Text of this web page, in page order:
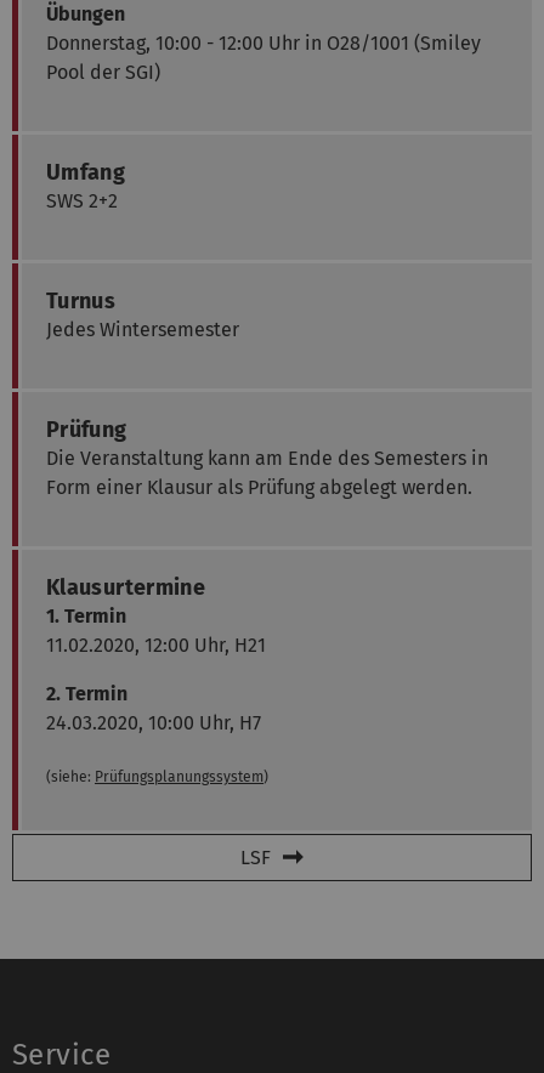
Übungen
Donnerstag, 10:00 - 12:00 Uhr in O28/1001 (Smiley
Pool der SGI)
Umfang
SWS 2+2
Turnus
Jedes Wintersemester
Prüfung
Die Veranstaltung kann am Ende des Semesters in
Form einer Klausur als Prüfung abgelegt werden.
Klausurtermine
1. Termin
11.02.2020, 12:00 Uhr, H21
2. Termin
24.03.2020, 10:00 Uhr, H7
(siehe: Prüfungsplanungssystem)
LSF
Service